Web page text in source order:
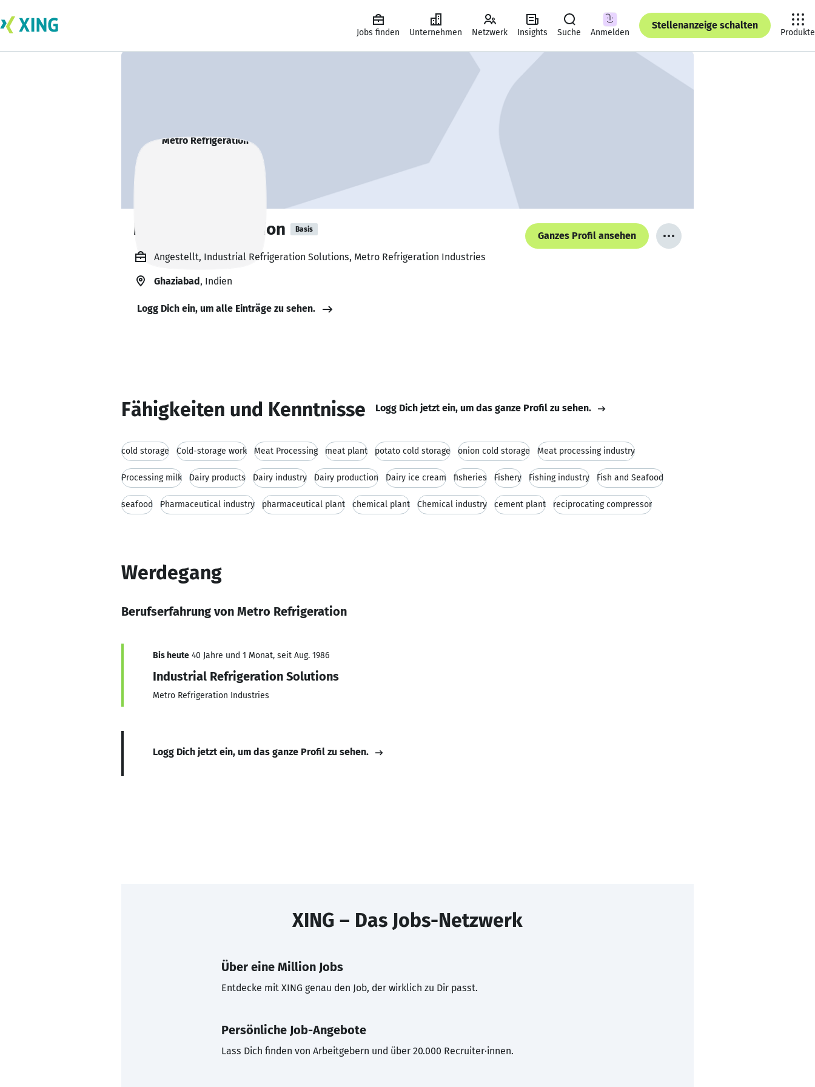
Jobs finden Unternehmen Netzwerk Insights Suche Anmelden
Stellenanzeige schalten
Produkte
Metro Refrigeration Basis
Ganzes Profil ansehen
Angestellt, Industrial Refrigeration Solutions, Metro Refrigeration Industries
Ghaziabad, Indien
Logg Dich ein, um alle Einträge zu sehen.
Fähigkeiten und Kenntnisse Logg Dich jetzt ein, um das ganze Profil zu sehen.
cold storage Cold-storage work Meat Processing meat plant potato cold storage onion cold storage Meat processing industry
Processing milk Dairy products Dairy industry Dairy production Dairy ice cream fisheries Fishery Fishing industry Fish and Seafood
seafood Pharmaceutical industry pharmaceutical plant chemical plant Chemical industry cement plant reciprocating compressor
Werdegang
Berufserfahrung von Metro Refrigeration
Bis heute 40 Jahre und 1 Monat, seit Aug. 1986
Industrial Refrigeration Solutions
Metro Refrigeration Industries
Logg Dich jetzt ein, um das ganze Profil zu sehen.
XING – Das Jobs-Netzwerk
Über eine Million Jobs
Entdecke mit XING genau den Job, der wirklich zu Dir passt.
Persönliche Job-Angebote
Lass Dich finden von Arbeitgebern und über 20.000 Recruiter·innen.